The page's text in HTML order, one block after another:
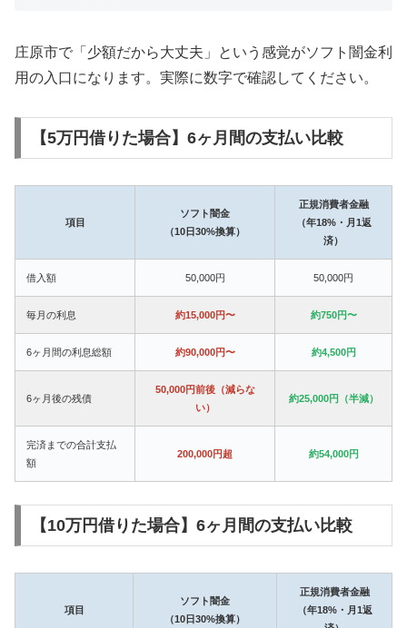
庄原市で「少額だから大丈夫」という感覚がソフト闇金利
用の入口になります。実際に数字で確認してください。
【5万円借りた場合】6ヶ月間の支払い比較
項目
ソフト闇金
（10日30%換算）
正規消費者金融
（年18%・月1返
済）
借入額 50,000円 50,000円
毎月の利息 約15,000円〜 約750円〜
6ヶ月間の利息総額 約90,000円〜 約4,500円
6ヶ月後の残債
50,000円前後（減らな
い）
約25,000円（半減）
完済までの合計支払
額
200,000円超 約54,000円
【10万円借りた場合】6ヶ月間の支払い比較
項目
ソフト闇金
（10日30%換算）
正規消費者金融
（年18%・月1返